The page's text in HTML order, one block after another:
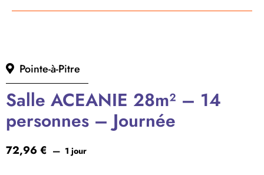
Pointe-à-Pitre
Salle ACEANIE 28m² – 14
personnes – Journée
72,96€ 1 jour